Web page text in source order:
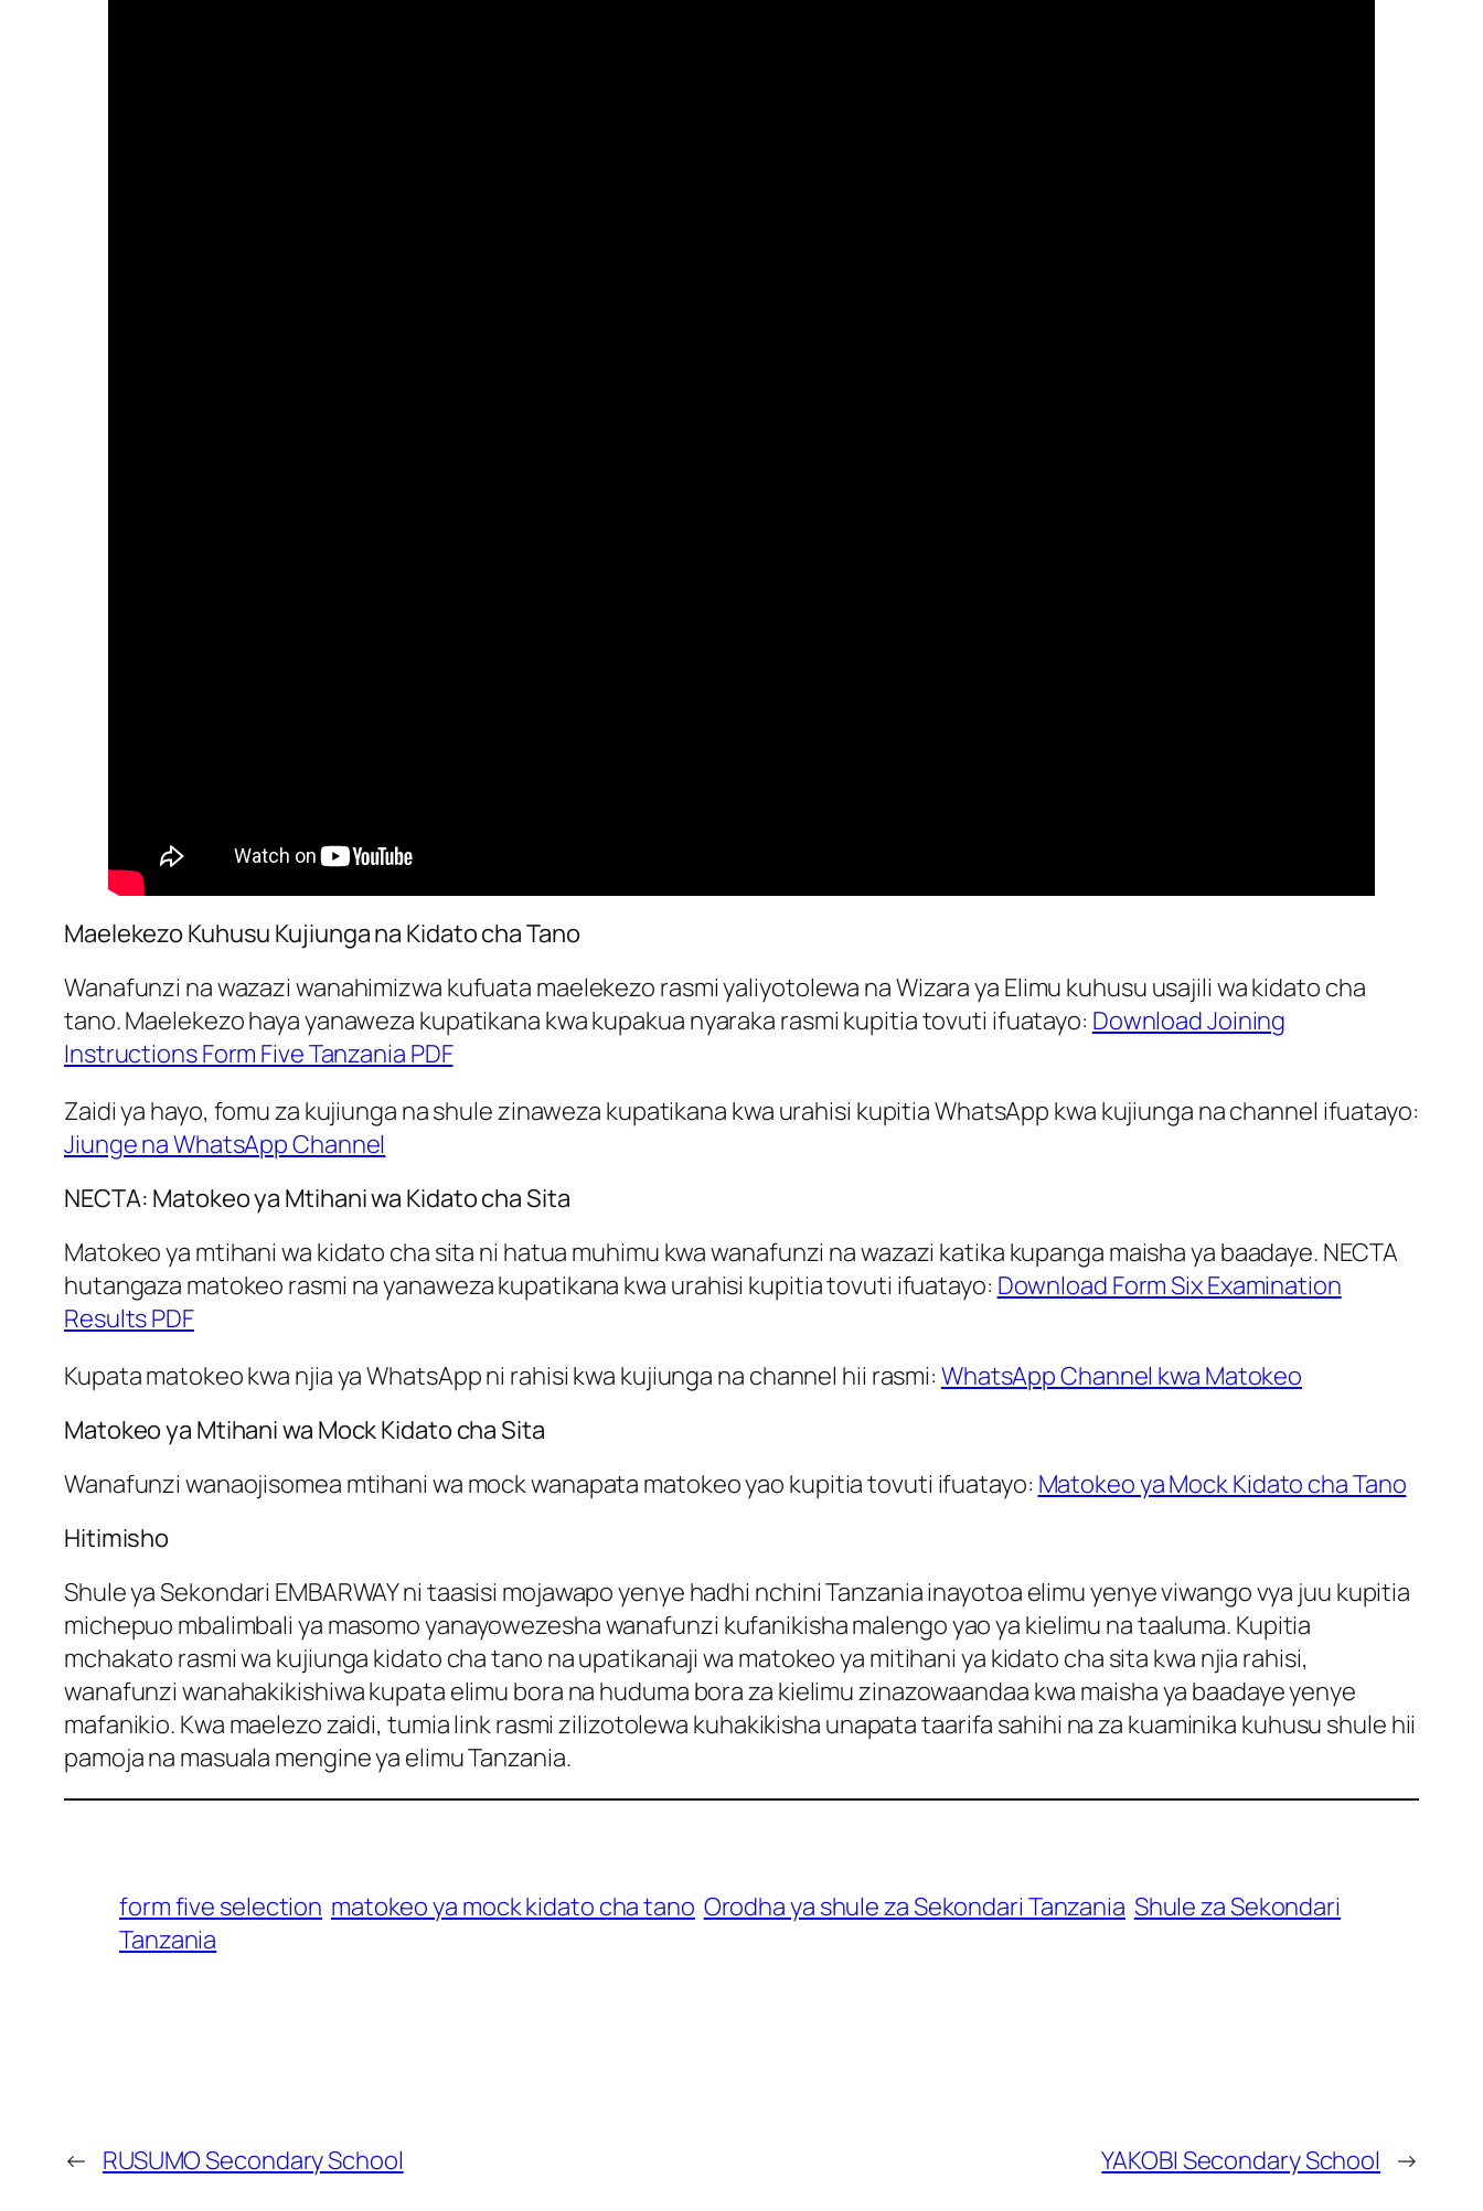
Maelekezo Kuhusu Kujiunga na Kidato cha Tano
Wanafunzi na wazazi wanahimizwa kufuata maelekezo rasmi yaliyotolewa na Wizara ya Elimu kuhusu usajili wa kidato cha
tano. Maelekezo haya yanaweza kupatikana kwa kupakua nyaraka rasmi kupitia tovuti ifuatayo: Download Joining
Instructions Form Five Tanzania PDF
Zaidi ya hayo, fomu za kujiunga na shule zinaweza kupatikana kwa urahisi kupitia WhatsApp kwa kujiunga na channel ifuatayo:
Jiunge na WhatsApp Channel
NECTA: Matokeo ya Mtihani wa Kidato cha Sita
Matokeo ya mtihani wa kidato cha sita ni hatua muhimu kwa wanafunzi na wazazi katika kupanga maisha ya baadaye. NECTA
hutangaza matokeo rasmi na yanaweza kupatikana kwa urahisi kupitia tovuti ifuatayo: Download Form Six Examination
Results PDF
Kupata matokeo kwa njia ya WhatsApp ni rahisi kwa kujiunga na channel hii rasmi: WhatsApp Channel kwa Matokeo
Matokeo ya Mtihani wa Mock Kidato cha Sita
Wanafunzi wanaojisomea mtihani wa mock wanapata matokeo yao kupitia tovuti ifuatayo: Matokeo ya Mock Kidato cha Tano
Hitimisho
Shule ya Sekondari EMBARWAY ni taasisi mojawapo yenye hadhi nchini Tanzania inayotoa elimu yenye viwango vya juu kupitia
michepuo mbalimbali ya masomo yanayowezesha wanafunzi kufanikisha malengo yao ya kielimu na taaluma. Kupitia
mchakato rasmi wa kujiunga kidato cha tano na upatikanaji wa matokeo ya mitihani ya kidato cha sita kwa njia rahisi,
wanafunzi wanahakikishiwa kupata elimu bora na huduma bora za kielimu zinazowaandaa kwa maisha ya baadaye yenye
mafanikio. Kwa maelezo zaidi, tumia link rasmi zilizotolewa kuhakikisha unapata taarifa sahihi na za kuaminika kuhusu shule hii
pamoja na masuala mengine ya elimu Tanzania.
form five selection matokeo ya mock kidato cha tano Orodha ya shule za Sekondari Tanzania Shule za Sekondari
Tanzania
← RUSUMO Secondary School YAKOBI Secondary School →